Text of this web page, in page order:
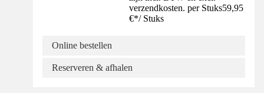
verzendkosten. per Stuks59,95
€*/ Stuks
Online bestellen
Reserveren & afhalen